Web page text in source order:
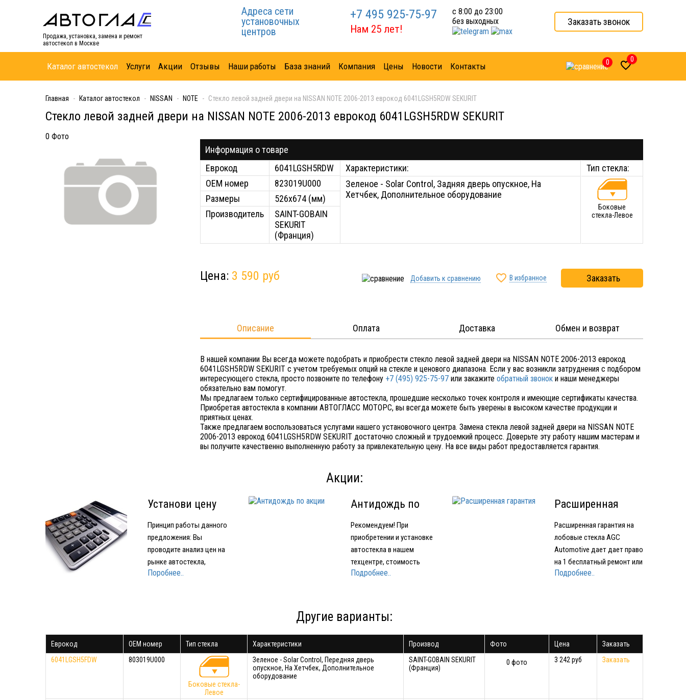
Продажа, установка, замена и ремонт
автостекол в Москве
Адреса сети
установочных
центров
+7 495 925-75-97
Нам 25 лет!
с 8:00 до 23:00
без выходных
Заказать звонок
Каталог автостекол Услуги Акции Отзывы Наши работы База знаний Компания Цены Новости Контакты 0 0
Главная Каталог автостекол NISSAN NOTE Стекло левой задней двери на NISSAN NOTE 2006-2013 еврокод 6041LGSH5RDW SEKURIT
Стекло левой задней двери на NISSAN NOTE 2006-2013 еврокод 6041LGSH5RDW SEKURIT
0 Фото
Информация о товаре
Еврокод
6041LGSH5RDW
ОЕМ номер
823019U000
Размеры
526x674 (мм)
Производитель
SAINT-GOBAIN
SEKURIT
(Франция)
Характеристики:
Зеленое - Solar Control, Задняя дверь опускное, На
Хетчбек, Дополнительное оборудование
Тип стекла:
Боковые
стекла-Левое
Цена: 3 590 руб Добавить к сравнению  В избранное Заказать
Описание Оплата Доставка Обмен и возврат
В нашей компании Вы всегда можете подобрать и приобрести стекло левой задней двери на NISSAN NOTE 2006-2013 еврокод
6041LGSH5RDW SEKURIT с учетом требуемых опций на стекле и ценового диапазона. Если у вас возникли затруднения с подбором
интересующего стекла, просто позвоните по телефону +7 (495) 925-75-97или закажите обратный звоноки наши менеджеры
обязательно вам помогут.
Мы предлагаем только сертифицированные автостекла, прошедшие несколько точек контроля и имеющие сертификаты качества.
Приобретая автостекла в компании АВТОГЛАСС МОТОРС, вы всегда можете быть уверены в высоком качестве продукции и
приятных ценах.
Также предлагаем воспользоваться услугами нашего установочного центра. Замена стекла левой задней двери на NISSAN NOTE
2006-2013 еврокод 6041LGSH5RDW SEKURIT достаточно сложный и трудоемкий процесс. Доверьте эту работу нашим мастерам и
вы получите качественно выполненную работу за привлекательную цену. На все виды работ предоставляется гарантия.
Акции:
Установи цену
Принцип работы данного
предложения: Вы
проводите анализ цен на
рынке автостекла,
подбираете устраивающее
цену нашли стекло Мы
предоставляем вам стекло
того же производителя…
Поробнее..
Антидождь по
Рекомендуем! При
приобретении и установке
автостекла в нашем
техцентре, стоимость
нанесения нанопокрытия
Подробнее..
Расширенная
Расширенная гарантия на
лобовые стекла AGC
Automotive дает дает право
на 1 бесплатный ремонт или
1 бесплатное лобовое
срок действия
Расширенной гарантии - 1
год с момента…
Подробнее..
Другие варианты:
Еврокод OEM номер Тип стекла Характеристики Производ Фото Цена
Заказать
6041LGSH5FDW
803019U000
Боковые стекла-
Левое
Зеленое - Solar Control, Передняя дверь
опускное, На Хетчбек, Дополнительное
оборудование
SAINT-GOBAIN SEKURIT
(Франция)
0 фото 3 242 руб Заказать